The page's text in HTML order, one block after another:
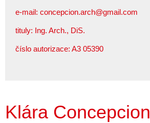
Klára Concepcion
e-mail: concepcion.arch@gmail.com
tituly: Ing. Arch., DiS.
číslo autorizace: A3 05390